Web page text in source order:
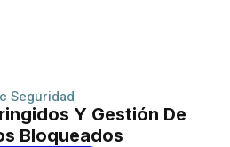
Seguridad
Y Gestión De
Bloqueados